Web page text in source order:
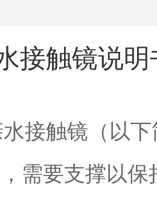
接触镜说
接触镜（以
需要支撑以